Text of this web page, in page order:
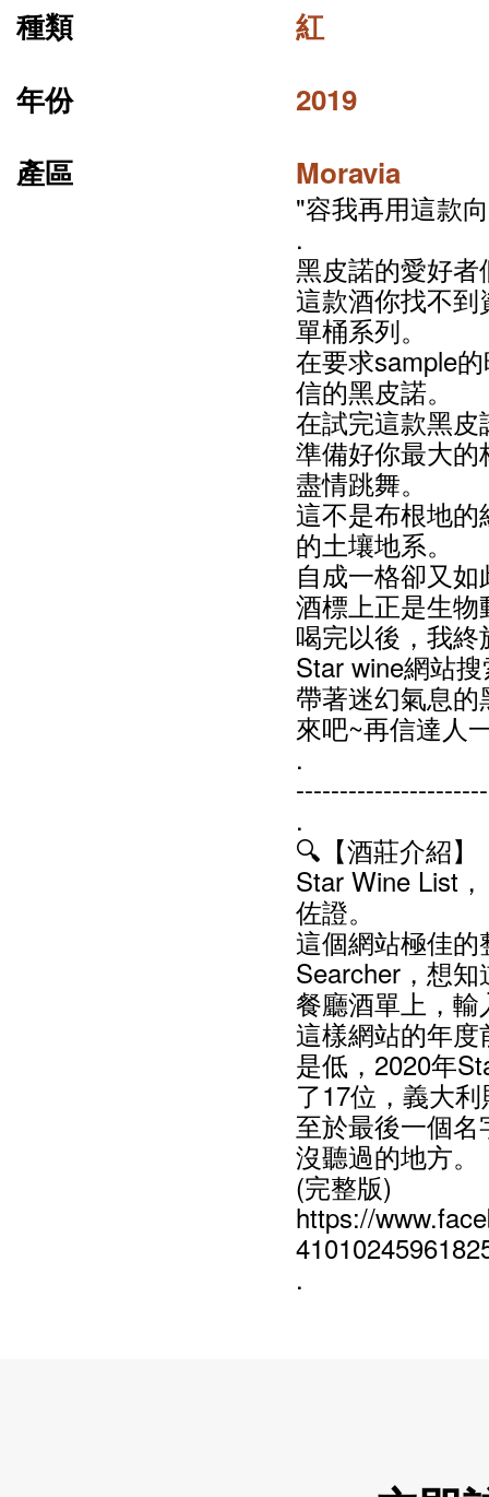
種類
紅
年份
2019
產區
Moravia
"容我再用這款
.
黑皮諾的愛好
這款酒你找不
單桶系列。
在要求sample
信的黑皮諾。
在試完這款黑
準備好你最大
盡情跳舞。
這不是布根地
的土壤地系。
自成一格卻又
酒標上正是生
喝完以後，我
Star wine網站
帶著迷幻氣息的
來吧~再信達人
.
.
🔍【酒莊介紹】
Star Wine List
佐證。
這個網站極佳
Searcher，想
餐廳酒單上，
這樣網站的年
是低，2020年
了17位，義大
至於最後一個
沒聽過的地方。
(完整版)
https://
.